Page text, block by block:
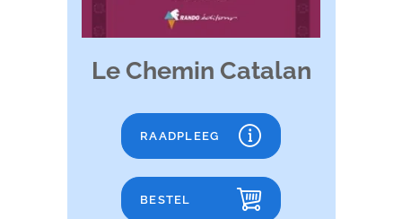
Le Chemin Catalan
RAADPLEEG
BESTEL